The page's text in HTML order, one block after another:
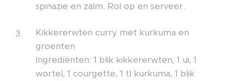
spinazie en zalm. Rol op en serveer.
Kikkererwten curry met kurkuma en
groenten
Ingrediënten: 1 blik kikkererwten, 1 ui, 1
wortel, 1 courgette, 1 tl kurkuma, 1 blik